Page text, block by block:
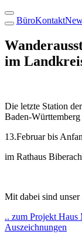
BüroKontakt
im
Die letzte Station
Baden-
13.Februar bis
im Rathaus
Mit dabei sind
.. zum Projekt Haus
Auszeichnungen